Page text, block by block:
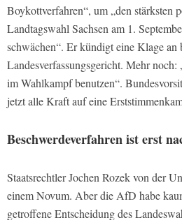
Boykottverfahren“, um „den stärksten
Landtagswahl Sachsen am 1.
schwächen“. Er kündigt eine Klage an
Landesverfassungsgericht. Mehr
im Wahlkampf benutzen“.
jetzt alle Kraft auf eine
Beschwerdeverfahren ist erst
Staatsrechtler Jochen Rozek von der
einem Novum. Aber die AfD habe
getroffene Entscheidung des